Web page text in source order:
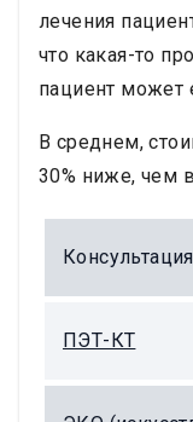
лечения
что какая-то
пациент может
В среднем,
30% ниже, чем
ПЭТ-КТ